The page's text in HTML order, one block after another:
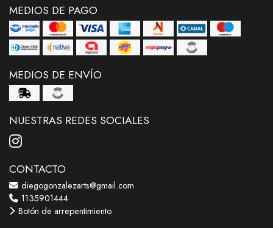
MEDIOS DE PAGO
MEDIOS DE ENVÍO
NUESTRAS REDES SOCIALES
CONTACTO
diegogonzalezarts@gmail.com
1135901444
Botón de arrepentimiento